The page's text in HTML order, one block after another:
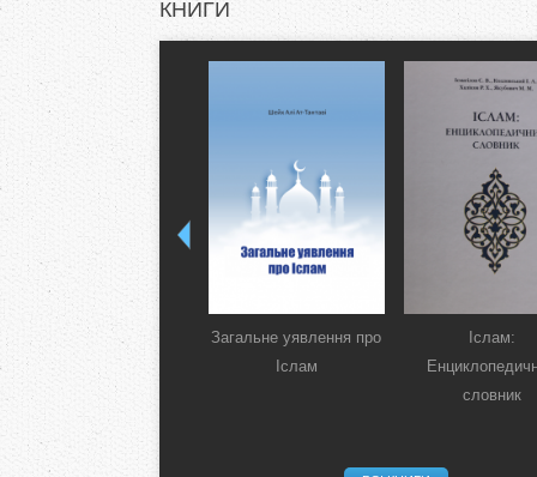
КНИГИ
Загальне уявлення про
Іслам
Іслам:
словник